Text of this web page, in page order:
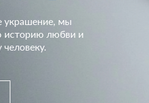
украшение, мы
историю любви и